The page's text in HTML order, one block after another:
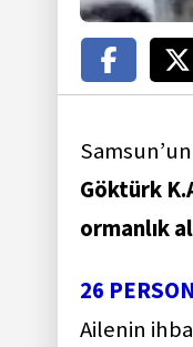
Göktürk
ormanlık
26
Ailenin